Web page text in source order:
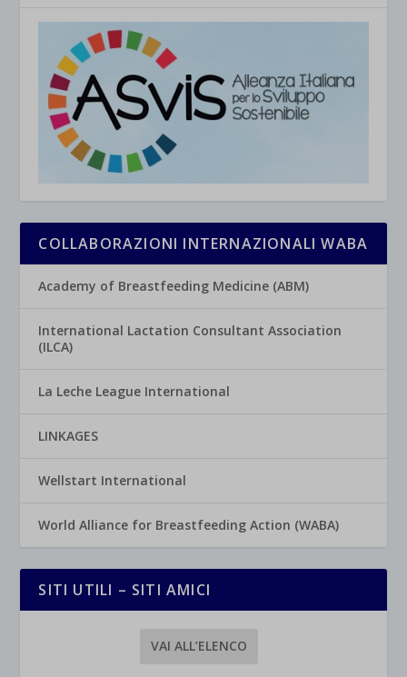
COLLABORAZIONI INTERNAZIONALI WABA
Academy of Breastfeeding Medicine (ABM)
International Lactation Consultant Association
(ILCA)
La Leche League International
LINKAGES
Wellstart International
World Alliance for Breastfeeding Action (WABA)
SITI UTILI – SITI AMICI
VAI ALL’ELENCO